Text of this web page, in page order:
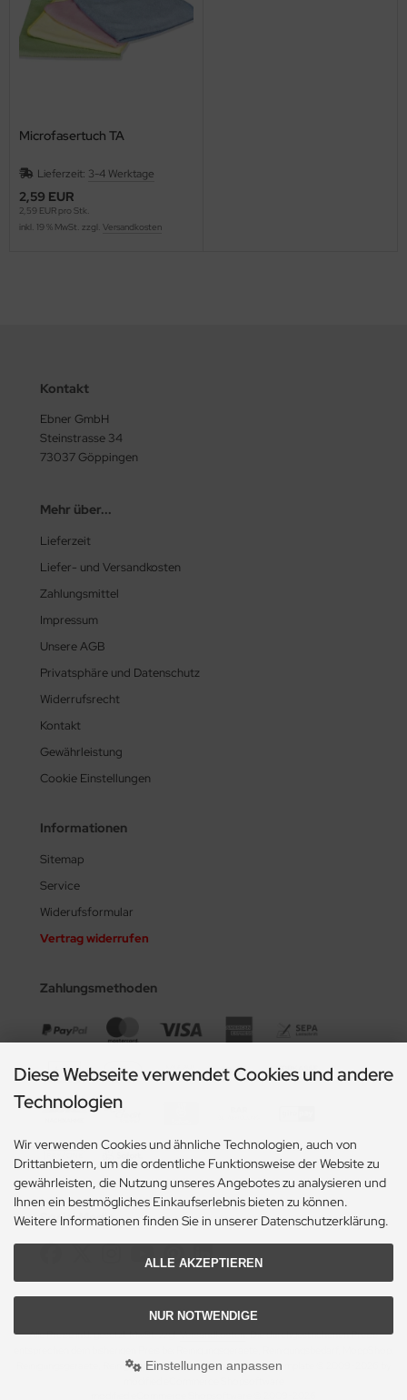
Microfasertuch TA
Lieferzeit: 3-4 Werktage
2,59 EUR
2,59 EUR pro Stk.
inkl. 19 % MwSt. zzgl. Versandkosten
Kontakt
Ebner GmbH
Steinstrasse 34
73037 Göppingen
Mehr über...
Lieferzeit
Liefer- und Versandkosten
Zahlungsmittel
Impressum
Unsere AGB
Privatsphäre und Datenschutz
Widerrufsrecht
Kontakt
Gewährleistung
Cookie Einstellungen
Informationen
Sitemap
Service
Widerufsformular
Vertrag widerrufen
Zahlungsmethoden
Social Media
Alle Preise inkl. gesetzl. MwSt. zzgl.Versandkosten. Die durchgestrichenen Preise
Reinigungsgeraete, Reinigungsbedarf, MoppShop © 2026 | Template © 2009-2026 by
Diese Webseite verwendet Cookies und andere
Technologien
Wir verwenden Cookies und ähnliche Technologien, auch von
Drittanbietern, um die ordentliche Funktionsweise der Website zu
gewährleisten, die Nutzung unseres Angebotes zu analysieren und
Ihnen ein bestmögliches Einkaufserlebnis bieten zu können.
Weitere Informationen finden Sie in unserer Datenschutzerklärung.
ALLE AKZEPTIEREN
NUR NOTWENDIGE
Einstellungen anpassen